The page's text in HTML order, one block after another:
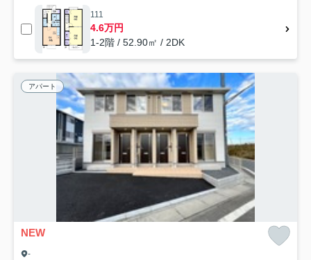
111
4.6万円
1-2階 / 52.90㎡ / 2DK
アパート
NEW
-